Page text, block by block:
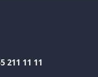
211 11 11